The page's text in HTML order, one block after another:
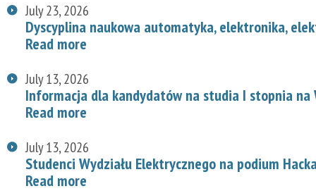
July 23, 2026
Dyscyplina naukowa automatyka, elektronika,
Read more
July 13, 2026
Informacja dla kandydatów na studia I stopnia na
Read more
July 13, 2026
Studenci Wydziału Elektrycznego na podium
Read more